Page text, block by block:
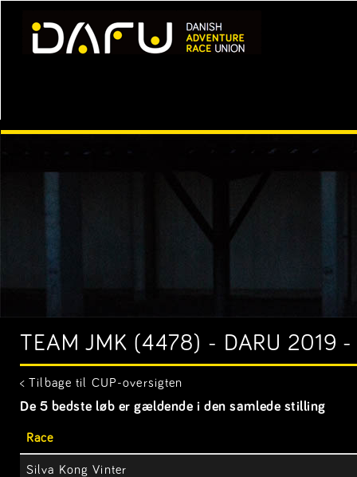
TEAM JMK (4478) - DARU 2019 -
< Tilbage til CUP-oversigten
De 5 bedste løb er gældende i den samlede stilling
Race
Silva Kong Vinter